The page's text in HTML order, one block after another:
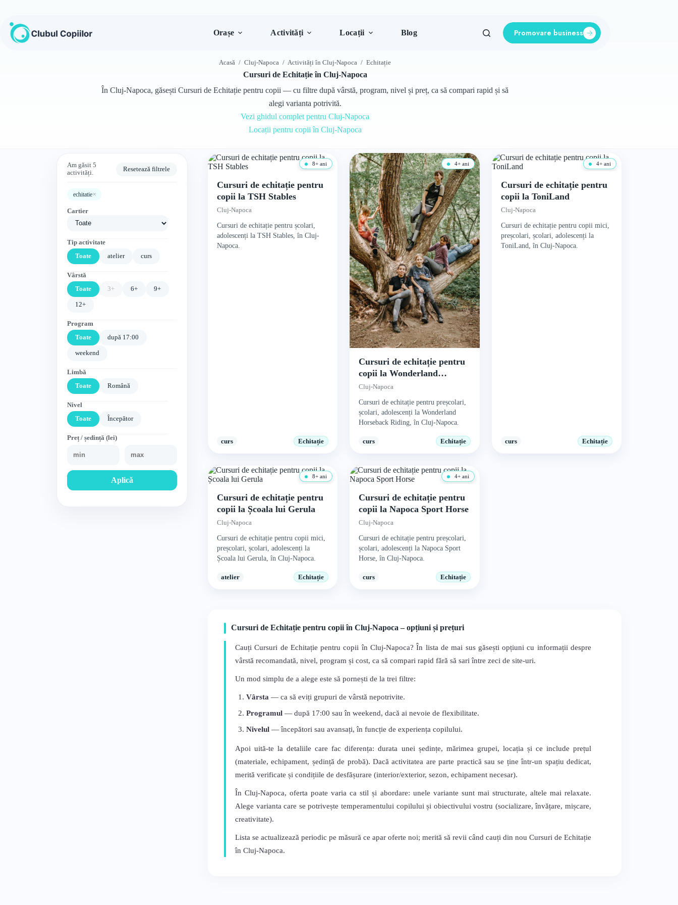
conținut
Orașe
Activități Locații Blog Promovare business
Acasă / Cluj-Napoca / Activități în Cluj-Napoca / Echitație
Cursuri de Echitație în Cluj-Napoca
În Cluj-Napoca, găsești Cursuri de Echitație pentru copii — cu filtre după vârstă, program, nivel și preț, ca să compari rapid și să
alegi varianta potrivită.
Vezi ghidul complet pentru Cluj-Napoca
Locații pentru copii în Cluj-Napoca
Am găsit 5
activități.
Resetează filtrele
echitatie×
Cartier
Tip activitate
Toate
atelier curs
Vârstă
Toate
3+ 6+ 9+
12+
Program
Toate
după 17:00
weekend
Limbă
Toate
Română
Nivel
Toate
Începător
Preț / ședință (lei)
Aplică
8+ ani
Cursuri de echitație pentru
copii la TSH Stables
Cluj-Napoca
Cursuri de echitație pentru școlari,
adolescenți la TSH Stables, în Cluj-
Napoca.
curs Echitație
4+ ani
Cursuri de echitație pentru
copii la Wonderland
Horseback Riding
Cluj-Napoca
Cursuri de echitație pentru preșcolari,
școlari, adolescenți la Wonderland
Horseback Riding, în Cluj-Napoca.
curs Echitație
4+ ani
Cursuri de echitație pentru
copii la ToniLand
Cluj-Napoca
Cursuri de echitație pentru copii mici,
preșcolari, școlari, adolescenți la
ToniLand, în Cluj-Napoca.
curs Echitație
8+ ani
Cursuri de echitație pentru
copii la Școala lui Gerula
Cluj-Napoca
Cursuri de echitație pentru copii mici,
preșcolari, școlari, adolescenți la
Școala lui Gerula, în Cluj-Napoca.
atelier Echitație
4+ ani
Cursuri de echitație pentru
copii la Napoca Sport Horse
Cluj-Napoca
Cursuri de echitație pentru preșcolari,
școlari, adolescenți la Napoca Sport
Horse, în Cluj-Napoca.
curs Echitație
Cursuri de Echitație pentru copii în Cluj-Napoca – opțiuni și prețuri
Cauți Cursuri de Echitație pentru copii în Cluj-Napoca? În lista de mai sus găsești opțiuni cu informații despre
vârstă recomandată, nivel, program și cost, ca să compari rapid fără să sari între zeci de site-uri.
Un mod simplu de a alege este să pornești de la trei filtre:
Vârsta — ca să eviți grupuri de vârstă nepotrivite.
Programul — după 17:00 sau în weekend, dacă ai nevoie de flexibilitate.
Nivelul — începători sau avansați, în funcție de experiența copilului.
Apoi uită-te la detaliile care fac diferența: durata unei ședințe, mărimea grupei, locația și ce include prețul
(materiale, echipament, ședință de probă). Dacă activitatea are parte practică sau se ține într-un spațiu dedicat,
merită verificate și condițiile de desfășurare (interior/exterior, sezon, echipament necesar).
În Cluj-Napoca, oferta poate varia ca stil și abordare: unele variante sunt mai structurate, altele mai relaxate.
Alege varianta care se potrivește temperamentului copilului și obiectivului vostru (socializare, învățare, mișcare,
creativitate).
Lista se actualizează periodic pe măsură ce apar oferte noi; merită să revii când cauți din nou Cursuri de Echitație
în Cluj-Napoca.